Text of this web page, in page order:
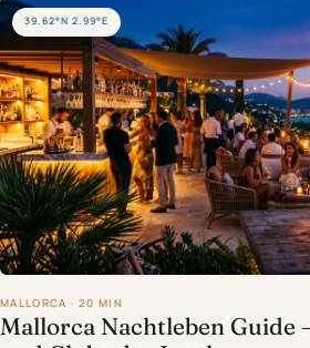
39.62°N 2.99°E
MALLORCA · 20 MIN
Mallorca Nachtleben Guide